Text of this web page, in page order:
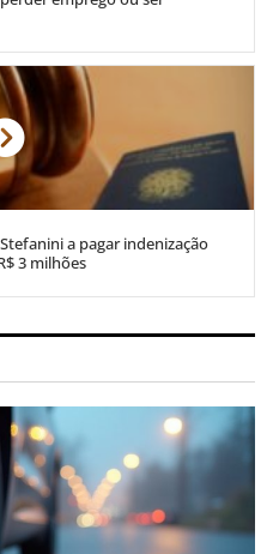
a pagar indenização
3 milhões